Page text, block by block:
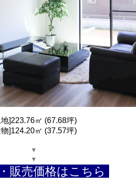
地]223.76㎡ (67.68坪)
物]124.20㎡ (37.57坪)
▾
▾
販売価格はこちら